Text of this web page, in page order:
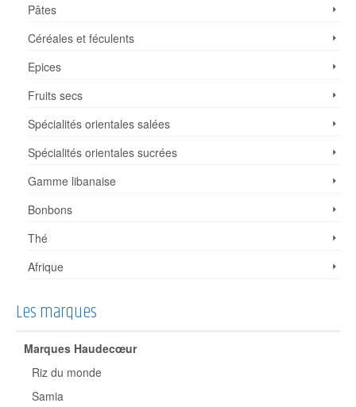
Pâtes
Céréales et féculents
Epices
Fruits secs
Spécialités orientales salées
Spécialités orientales sucrées
Gamme libanaise
Bonbons
Thé
Afrique
Les marques
Marques Haudecœur
Riz du monde
Samia